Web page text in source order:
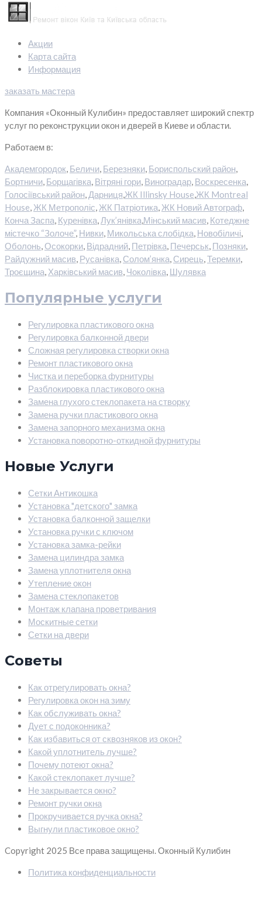
Акции
Карта сайта
Информация
заказать мастера
Компания «Оконный Кулибин» предоставляет широкий спектр
услуг по реконструкции окон и дверей в Киеве и области.
Работаем в:
Академгородок, Беличи, Березняки, Бориспольский район,
Бортничи, Борщагівка, Вітряні гори, Виноградар, Воскресенка,
Голосіївський район, Дарниця,ЖК Illinsky House,ЖК Montreal
House, ЖК Метрополіс, ЖК Патріотика, ЖК Новий Автограф,
Конча Заспа, Куренівка, Лук’янівка,Мінський масив, Котеджне
містечко “Золоче”, Нивки, Микольська слобідка, Новобіличі,
Оболонь, Осокорки, Відрадний, Петрівка, Печерськ, Позняки,
Райдужний масив, Русанівка, Солом’янка, Сирець,Теремки,
Троєщина, Харківський масив, Чоколівка, Шулявка
Популярные услуги
Регулировка пластикового окна
Регулировка балконной двери
Сложная регулировка створки окна
Ремонт пластикового окна
Чистка и переборка фурнитуры
Разблокировка пластикового окна
Замена глухого стеклопакета на створку
Замена ручки пластикового окна
Замена запорного механизма окна
Установка поворотно-откидной фурнитуры
Новые Услуги
Сетки Антикошка
Установка "детского" замка
Установка балконной защелки
Установка ручки с ключом
Установка замка-рейки
Замена цилиндра замка
Замена уплотнителя окна
Утепление окон
Замена стеклопакетов
Монтаж клапана проветривания
Москитные сетки
Сетки на двери
Советы
Как отрегулировать окна?
Регулировка окон на зиму
Как обслуживать окна?
Дует с подоконника?
Как избавиться от сквозняков из окон?
Какой уплотнитель лучше?
Почему потеют окна?
Какой стеклопакет лучше?
Не закрывается окно?
Ремонт ручки окна
Прокручивается ручка окна?
Выгнули пластиковое окно?
Copyright 2025 Все права защищены. Оконный Кулибин
Политика конфиденциальности